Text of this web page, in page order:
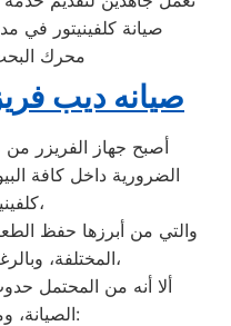
صيانة كلفينيتور في
محرك
صيانه ديب
الضرورية داخل كافة
كلفينيتور العديدة،
والتي من أبرزها حفظ
المختلفة، وبالرغم من مميزاته العديدة،
ألا أنه من المحتمل
الصيانة، ومن هذه الأعطال: